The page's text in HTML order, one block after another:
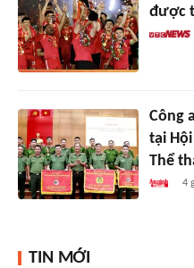
được
Công
tại
Thể
4
TIN MỚI